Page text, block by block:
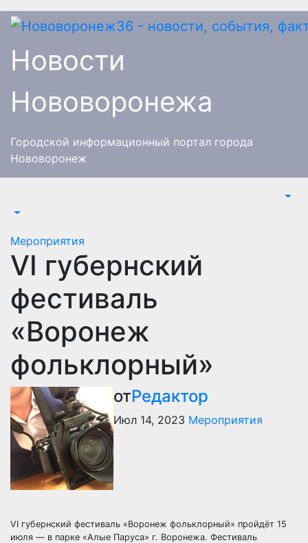
Перейти
Новости
Нововоронежа
Городской информационный портал города
Нововоронеж
Мероприятия
VI губернский
фестиваль
«Воронеж
фольклорный»
отРедактор
Июл 14, 2023 Мероприятия
VI губернский фестиваль «Воронеж фольклорный» пройдёт 15
июля — в парке «Алые Паруса» г. Воронежа. Фестиваль